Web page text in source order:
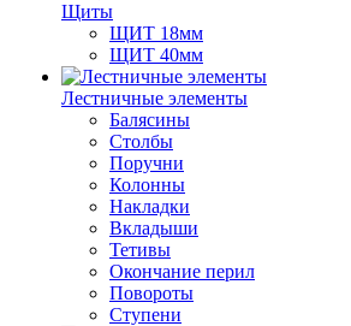
Щиты
ЩИТ 18мм
ЩИТ 40мм
Лестничные элементы
Балясины
Столбы
Поручни
Колонны
Накладки
Вкладыши
Тетивы
Окончание перил
Повороты
Ступени